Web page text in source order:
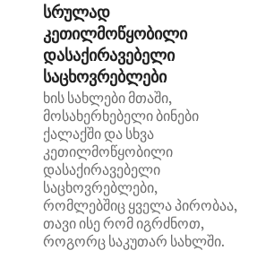
სრულად
კეთილმოწყობილი
დასაქირავებელი
საცხოვრებლები
ხის სახლები მთაში,
მოსახერხებელი ბინები
ქალაქში და სხვა
კეთილმოწყობილი
დასაქირავებელი
საცხოვრებლები,
რომლებშიც ყველა პირობაა,
თავი ისე რომ იგრძნოთ,
როგორც საკუთარ სახლში.